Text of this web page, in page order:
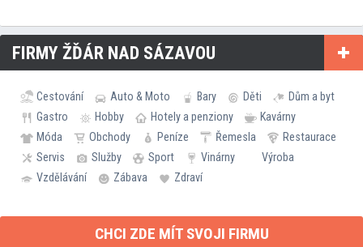
FIRMY ŽĎÁR NAD SÁZAVOU
Cestování Auto & Moto Bary Děti
Dům a byt
Gastro
Hobby Hotely a penziony
Kavárny
Móda
Obchody Peníze Řemesla
Restaurace
Servis
Služby Sport Vinárny
Výroba
Vzdělávání
Zábava Zdraví
CHCI ZDE MÍT SVOJI FIRMU